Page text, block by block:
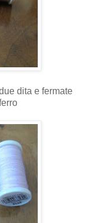
dita e fermate